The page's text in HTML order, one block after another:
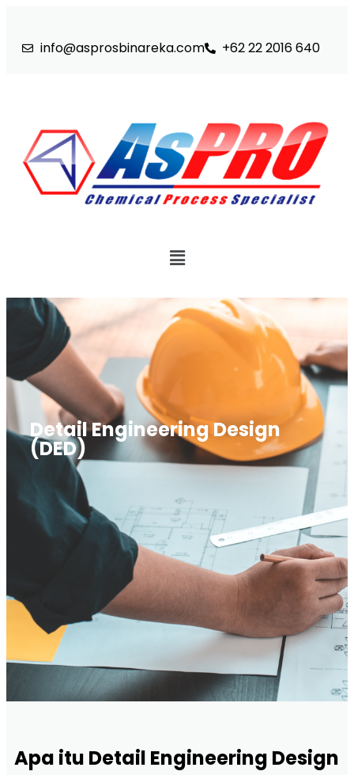
info@asprosbinareka.com +62 22 2016 640
Detail Engineering Design
(DED)
Apa itu Detail Engineering Design